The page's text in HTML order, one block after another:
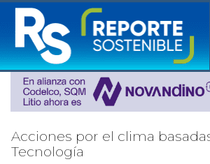
Acciones por el clima
Tecnología